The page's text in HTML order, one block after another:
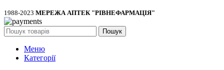
1988-2023 МЕРЕЖА АПТЕК "РІВНЕФАРМАЦІЯ"
Пошук
Меню
Категорії